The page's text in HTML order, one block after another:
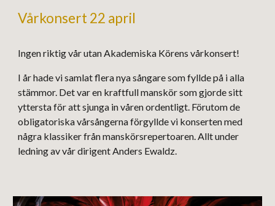
Vårkonsert 22 april
Ingen riktig vår utan Akademiska Körens vårkonsert!
I år hade vi samlat flera nya sångare som fyllde på i alla
stämmor. Det var en kraftfull manskör som gjorde sitt
yttersta för att sjunga in våren ordentligt. Förutom de
obligatoriska vårsångerna förgyllde vi konserten med
några klassiker från manskörsrepertoaren. Allt under
ledning av vår dirigent Anders Ewaldz.